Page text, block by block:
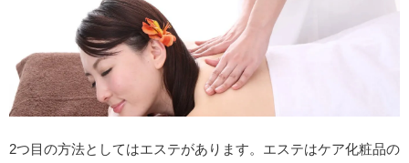
2つ目の方法としてはエステがあります。エステはケア化粧品の